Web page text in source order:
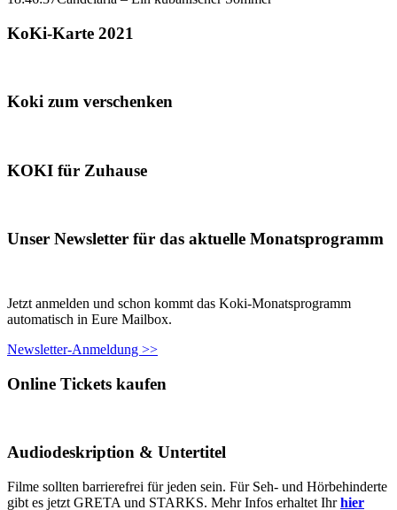
KoKi-Karte 2021
Koki zum verschenken
KOKI für Zuhause
Unser Newsletter für das aktuelle Monatsprogramm
Jetzt anmelden und schon kommt das Koki-Monatsprogramm
automatisch in Eure Mailbox.
Newsletter-Anmeldung >>
Online Tickets kaufen
Audiodeskription & Untertitel
Filme sollten barrierefrei für jeden sein. Für Seh- und Hörbehinderte
gibt es jetzt GRETA und STARKS. Mehr Infos erhaltet Ihrhier